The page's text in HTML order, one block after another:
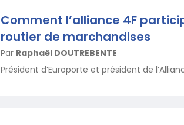
Comment l’alliance 4F
routier de marchandises
Par Raphaël DOUTREBENTE
Président d’Europorte et président de